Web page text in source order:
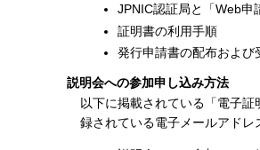
JPNIC認証局と「Web申
証明書の利用手順
発行申請書の配布および
説明会への参加申し込み方法
以下に掲載されている「電子
録されている電子メールアドレ